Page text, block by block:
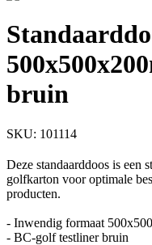
bruin
SKU: 101114
Deze standaarddoos is een
golfkarton voor optimale
producten.
- Inwendig formaat
- BC-golf testliner bruin